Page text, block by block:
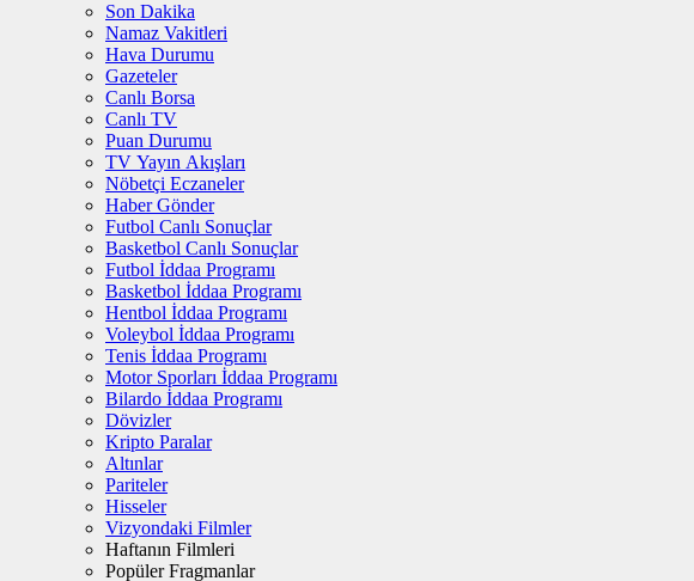
Son Dakika
Namaz Vakitleri
Hava Durumu
Gazeteler
Canlı Borsa
Canlı TV
Puan Durumu
TV Yayın Akışları
Nöbetçi Eczaneler
Haber Gönder
Futbol Canlı Sonuçlar
Basketbol Canlı Sonuçlar
Futbol İddaa Programı
Basketbol İddaa Programı
Hentbol İddaa Programı
Voleybol İddaa Programı
Tenis İddaa Programı
Motor Sporları İddaa Programı
Bilardo İddaa Programı
Dövizler
Kripto Paralar
Altınlar
Pariteler
Hisseler
Vizyondaki Filmler
Haftanın Filmleri
Popüler Fragmanlar